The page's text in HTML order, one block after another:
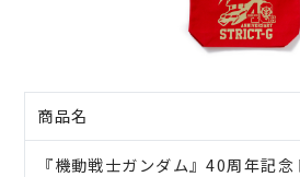
商品名
『機動戦士ガンダム』40周年記